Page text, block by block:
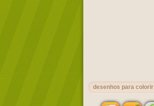
desenhos para colorir